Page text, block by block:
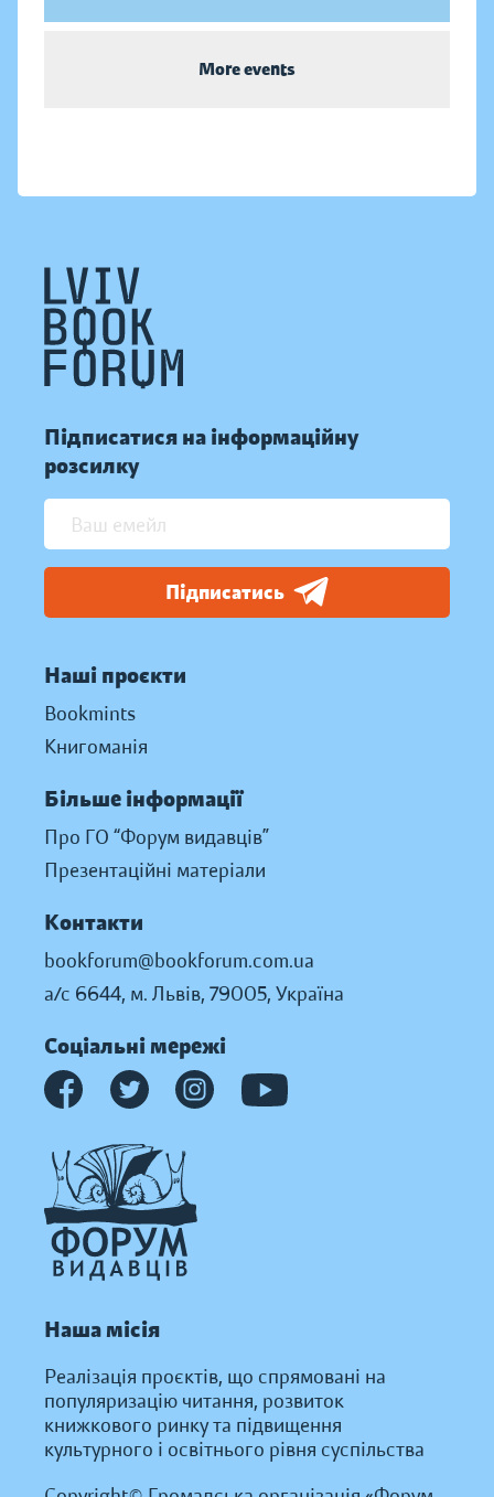
More events
Підписатися на інформаційну
розсилку
Підписатись
Наші проєкти
Bookmints
Книгоманія
Більше інформації
Про ГО “Форум видавців”
Презентаційні матеріали
Контакти
bookforum@bookforum.com.ua
а/с 6644, м. Львів, 79005, Україна
Соціальні мережі
Наша місія
Реалізація проєктів, що спрямовані на
популяризацію читання, розвиток
книжкового ринку та підвищення
культурного і освітнього рівня суспільства